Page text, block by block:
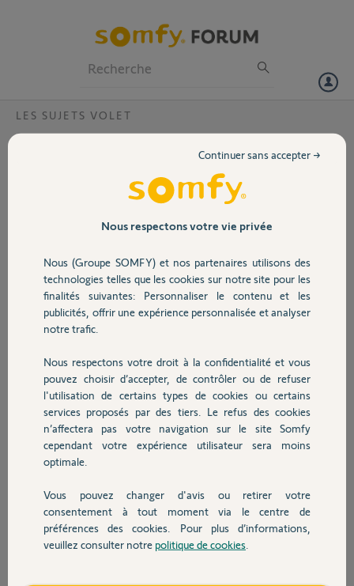
Volet
Sécurité
Domotique
Chauffage
Autres produits
Devis avec un pro
Contact
LES SUJETS VOLET
Bonjour,
Too ou us les soirs depuis
suivant lors de
scénario de fermeture des volets
Merci,
Philippe D.
Participer au fil de discussion
Réponses
Il faut trouver le fautif.
Supprimez les volets un par un du scénario et jouez le.
il y a 10 mois
Nous respectons votre vie privée
Nous (Groupe SOMFY) et nos partenaires utilisons des
technologies telles que les cookies sur notre site pour les
finalités suivantes: Personnaliser le contenu et les
publicités, offrir une expérience personnalisée et analyser
notre trafic.
Nous respectons votre droit à la confidentialité et vous
pouvez choisir d’accepter, de contrôler ou de refuser
l'utilisation de certains types de cookies ou certains
services proposés par des tiers. Le refus des cookies
n’affectera pas votre navigation sur le site Somfy
cependant votre expérience utilisateur sera moins
optimale.
Vous pouvez changer d'avis ou retirer votre
consentement à tout moment via le centre de
préférences des cookies. Pour plus d’informations,
veuillez consulter notre politique de cookies
Continuer sans accepter →